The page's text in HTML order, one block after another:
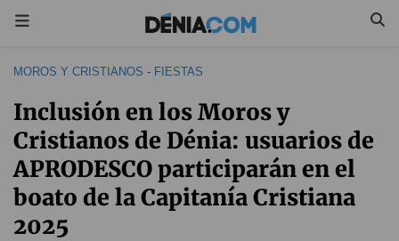
MOROS Y CRISTIANOS - FIESTAS
Inclusión en los Moros y
Cristianos de Dénia: usuarios de
APRODESCO participarán en el
boato de la Capitanía Cristiana
2025